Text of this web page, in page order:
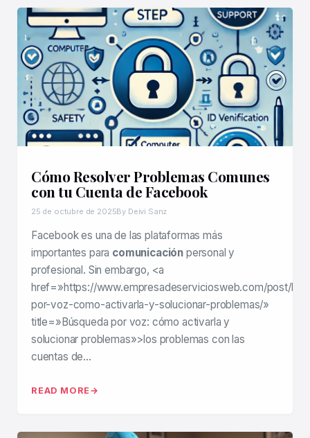
Cómo Resolver Problemas Comunes
con tu Cuenta de Facebook
25 de octubre de 2025By Deivi Sanz
Facebook es una de las plataformas más
importantes para comunicación personal y
profesional. Sin embargo, <a
href=»https://www.empresadeserviciosweb.com/post/
por-voz-como-activarla-y-solucionar-problemas/»
title=»Búsqueda por voz: cómo activarla y
solucionar problemas»>los problemas con las
cuentas de…
READ MORE